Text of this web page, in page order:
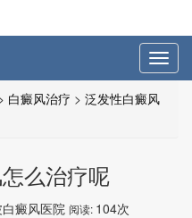
白癜风治疗 > 泛发性白癜风
么治疗呢
癜风医院 阅读: 104次